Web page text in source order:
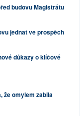
budovu Magistrátu
jednat ve prospěch
důkazy o klíčové
že omylem zabila